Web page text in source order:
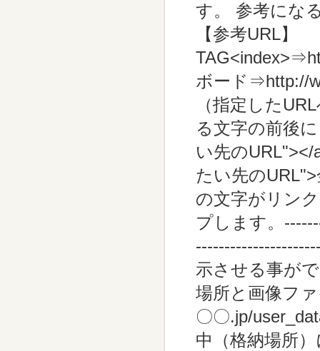
す。 参考にな
【参考URL】
ボード⇒http://
（指定した
る文字の前後
い先の
たい先の
の文字がリン
プします。
示させる事が
場所と画像フ
〇〇.jp/
中（格納場所